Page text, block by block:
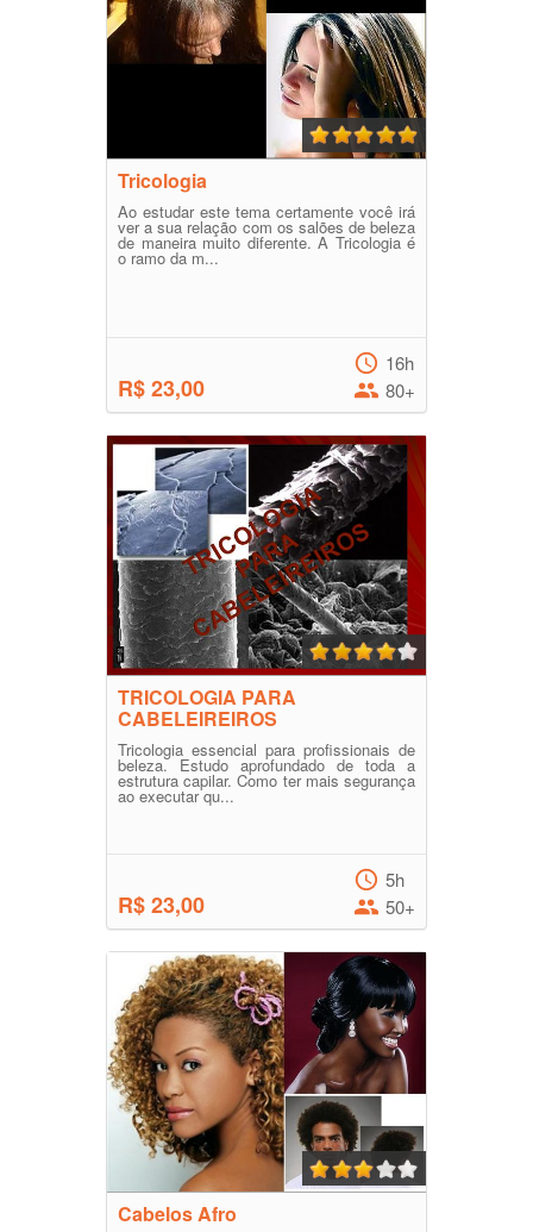
Tricologia
Ao estudar este tema certamente você irá
ver a sua relação com os salões de beleza
de maneira muito diferente. A Tricologia é
o ramo da m...
R$ 23,00
16h
80+
TRICOLOGIA PARA
CABELEIREIROS
Tricologia essencial para profissionais de
beleza. Estudo aprofundado de toda a
estrutura capilar. Como ter mais segurança
ao executar qu...
R$ 23,00
5h
50+
Cabelos Afro